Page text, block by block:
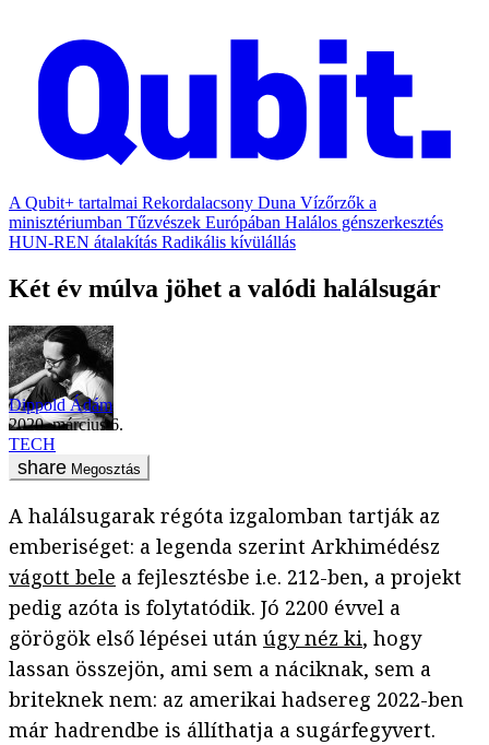
A Qubit+ tartalmai Rekordalacsony Duna Vízőrzők a
minisztériumban Tűzvészek Európában Halálos génszerkesztés
HUN-REN átalakítás Radikális kívülállás
Két év múlva jöhet a valódi halálsugár
Dippold Ádám
2020. március 6.
TECH
Megosztás
A halálsugarak régóta izgalomban tartják az
emberiséget: a legenda szerint Arkhimédész
vágott bele a fejlesztésbe i.e. 212-ben, a projekt
pedig azóta is folytatódik. Jó 2200 évvel a
görögök első lépései után úgy néz ki, hogy
lassan összejön, ami sem a náciknak, sem a
briteknek nem: az amerikai hadsereg 2022-ben
már hadrendbe is állíthatja a sugárfegyvert.